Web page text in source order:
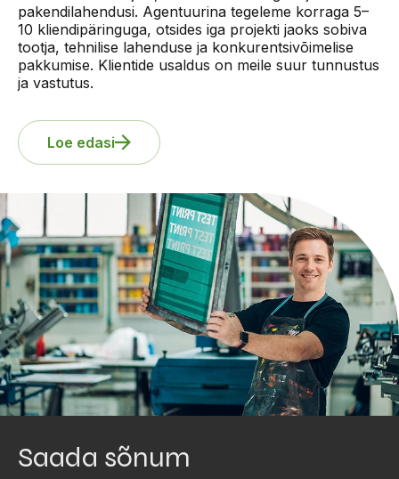
pakendilahendusi. Agentuurina tegeleme korraga 5–
10 kliendipäringuga, otsides iga projekti jaoks sobiva
tootja, tehnilise lahenduse ja konkurentsivõimelise
pakkumise. Klientide usaldus on meile suur tunnustus
ja vastutus.
Loe edasi
Saada sõnum